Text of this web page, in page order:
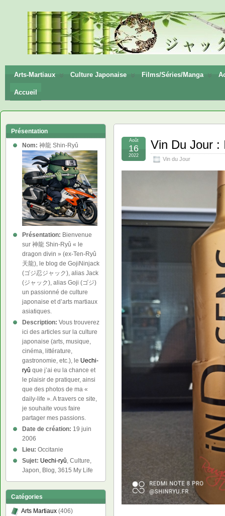
神龍
Shin-
Ryū
Arts-Martiaux Culture Japonaise Films/Séries/Manga
Accueil
Vin Du Jour :
Vin du Jour
Août
16
2022
Présentation
Nom: 神龍 Shin-Ryû
Présentation: Bienvenue
sur 神龍 Shin-Ryû « le
dragon divin » (ex-Ten-Ryû
天龍), le blog de GojiNinjack
(ゴジ忍ジャック), alias Jack
(ジャック), alias Goji (ゴジ)
un passionné de culture
japonaise et d’arts martiaux
asiatiques.
Description: Vous trouverez
ici des articles sur la culture
japonaise (arts, musique,
cinéma, littérature,
gastronomie, etc.), le Uechi-
ryû que j’ai eu la chance et
le plaisir de pratiquer, ainsi
que des photos de ma «
daily-life ». A travers ce site,
je souhaite vous faire
partager mes passions.
Date de création: 19 juin
2006
Lieu: Occitanie
Sujet: Uechi-ryû, Culture,
Japon, Blog, 3615 My Life
Catégories
Arts Martiaux (406)